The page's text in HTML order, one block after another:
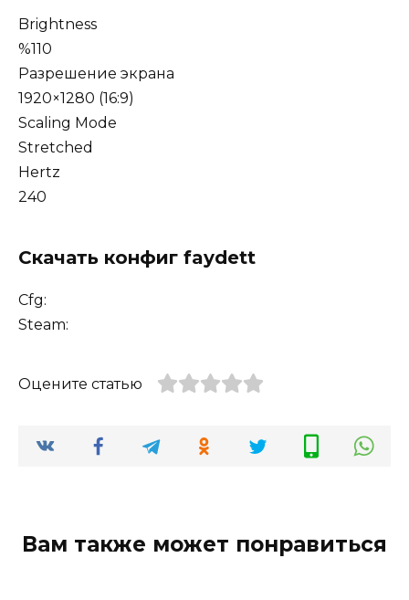
Brightness
%110
Разрешение экрана
1920×1280 (16:9)
Scaling Mode
Stretched
Hertz
240
Скачать конфиг faydett
Cfg:
Steam:
Оцените статью
Вам также может понравиться